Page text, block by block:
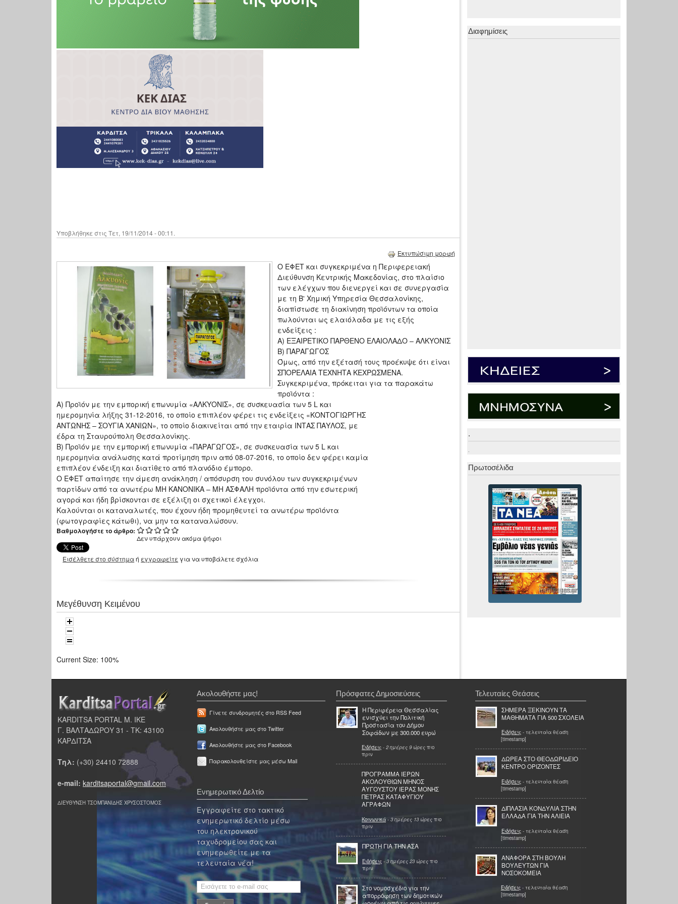
Υποβλήθηκε στις Τετ, 19/11/2014 - 00:11.
Εκτυπώσιμη μορφή
Ο ΕΦΕΤ και συγκεκριμένα η Περιφερειακή
Διεύθυνση Κεντρικής Μακεδονίας, στο πλαίσιο
των ελέγχων που διενεργεί και σε συνεργασία
με τη Β' Χημική Υπηρεσία Θεσσαλονίκης,
διαπίστωσε τη διακίνηση προϊόντων τα οποία
πωλούνται ως ελαιόλαδα με τις εξής
ενδείξεις :
Α) ΕΞΑΙΡΕΤΙΚΟ ΠΑΡΘΕΝΟ ΕΛΑΙΟΛΑΔΟ – ΑΛΚΥΟΝΙΣ
Β) ΠΑΡΑΓΩΓΟΣ
Όμως, από την εξέτασή τους προέκυψε ότι είναι
ΣΠΟΡΕΛΑΙΑ ΤΕΧΝΗΤΑ ΚΕΧΡΩΣΜΕΝΑ.
Συγκεκριμένα, πρόκειται για τα παρακάτω
προϊόντα :
Α) Προϊόν με την εμπορική επωνυμία «ΑΛΚΥΟΝΙΣ», σε συσκευασία των 5 L και
ημερομηνία λήξης 31-12-2016, το οποίο επιπλέον φέρει τις ενδείξεις «ΚΟΝΤΟΓΙΩΡΓΗΣ
ΑΝΤΩΝΗΣ – ΣΟΥΓΙΑ ΧΑΝΙΩΝ», το οποίο διακινείται από την εταιρία ΙΝΤΑΣ ΠΑΥΛΟΣ, με
έδρα τη Σταυρούπολη Θεσσαλονίκης.
Β) Προϊόν με την εμπορική επωνυμία «ΠΑΡΑΓΩΓΟΣ», σε συσκευασία των 5 L και
ημερομηνία ανάλωσης κατά προτίμηση πριν από 08-07-2016, το οποίο δεν φέρει καμία
επιπλέον ένδειξη και διατίθετο από πλανόδιο έμπορο.
Ο ΕΦΕΤ απαίτησε την άμεση ανάκληση / απόσυρση του συνόλου των συγκεκριμένων
παρτίδων από τα ανωτέρω ΜΗ ΚΑΝΟΝΙΚΑ – ΜΗ ΑΣΦΑΛΗ προϊόντα από την εσωτερική
αγορά και ήδη βρίσκονται σε εξέλιξη οι σχετικοί έλεγχοι.
Καλούνται οι καταναλωτές, που έχουν ήδη προμηθευτεί τα ανωτέρω προϊόντα
(φωτογραφίες κάτωθι), να μην τα καταναλώσουν.
Βαθμολογήστε το άρθρο:
Δεν υπάρχουν ακόμα ψήφοι
Εισέλθετε στο σύστημαή εγγραφείτε για να υποβάλετε σχόλια
Μεγέθυνση Κειμένου
Current Size: 100%
Διαφημίσεις
.
.
Πρωτοσέλιδα
KARDITSA PORTAL Μ. ΙΚΕ
Γ. ΒΑΛΤΑΔΩΡΟΥ 31 - ΤΚ: 43100
ΚΑΡΔΙΤΣΑ
Τηλ: (+30) 24410 72888
e-mail: karditsaportal@gmail.com
ΔΙΕΥΘΥΝΣΗ ΤΣΟΜΠΑΝΙΔΗΣ ΧΡΥΣΟΣΤΟΜΟΣ
Ακολουθήστε μας!
Γίνετε συνδρομητές στο RSS Feed
Ακολουθήστε μας στο Twitter
Ακολουθήστε μας στο Facebook
Παρακολουθείστε μας μέσω Mail
Ενημερωτικό Δελτίο
Εγγραφείτε στο τακτικό
ενημερωτικό δελτίο μέσω
του ηλεκτρονικού
ταχυδρομείου σας και
ενημερωθείτε με τα
τελευταία νέα!
Πρόσφατες Δημοσιεύσεις
Η Περιφέρεια Θεσσαλίας
ενισχύει την Πολιτική
Προστασία του Δήμου
Σοφάδων με 300.000 ευρώ
Ειδήσεις - 2 ημέρες 9 ώρες πιο
πριν
ΠΡΟΓΡΑΜΜΑ ΙΕΡΩΝ
ΑΚΟΛΟΥΘΙΩΝ ΜΗΝΟΣ
ΑΥΓΟΥΣΤΟΥ ΙΕΡΑΣ ΜΟΝΗΣ
ΠΕΤΡΑΣ ΚΑΤΑΦΥΓΙΟΥ
ΑΓΡΑΦΩΝ
Κοινωνικά - 3 ημέρες 13 ώρες πιο
πριν
ΠΡΩΤΗ ΓΙΑ ΤΗΝ ΑΣΑ
Ειδήσεις - 3 ημέρες 23 ώρες πιο
πριν
Στο νομοσχέδιο για την
απορρόφηση των δημοτικών
Τελευταίες Θεάσεις
ΣΗΜΕΡΑ ΞΕΚΙΝΟΥΝ ΤΑ
ΜΑΘΗΜΑΤΑ ΓΙΑ 500 ΣΧΟΛΕΙΑ
Ειδήσεις - τελευταία θέαση
[timestamp]
ΔΩΡΕΑ ΣΤΟ ΘΕΟΔΩΡΙΔΕΙΟ
ΚΕΝΤΡΟ ΟΡΙΖΟΝΤΕΣ
Ειδήσεις - τελευταία θέαση
[timestamp]
ΔΙΠΛΑΣΙΑ ΚΟΝΔΥΛΙΑ ΣΤΗΝ
ΕΛΛΑΔΑ ΓΙΑ ΤΗΝ ΑΛΙΕΙΑ
Ειδήσεις - τελευταία θέαση
[timestamp]
ΑΝΑΦΟΡΑ ΣΤΗ ΒΟΥΛΗ
ΒΟΥΛΕΥΤΩΝ ΓΙΑ
ΝΟΣΟΚΟΜΕΙΑ
Ειδήσεις - τελευταία θέαση
[timestamp]